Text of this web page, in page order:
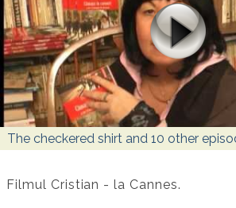
The checkered shirt and 10 other
Filmul Cristian - la Cannes.